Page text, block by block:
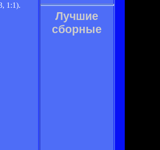
1:1).
Лучшие
сборные